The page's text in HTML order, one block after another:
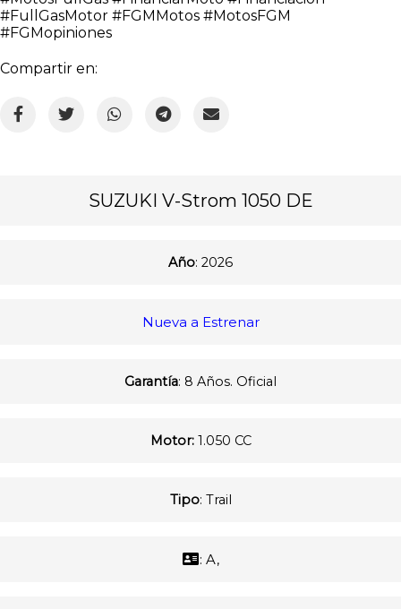
#FullGasMotor #FGMMotos #MotosFGM
#FGMopiniones
Compartir en:
SUZUKI V-Strom 1050 DE
Año: 2026
Nueva a Estrenar
Garantía: 8 Años. Oficial
Motor:1.050 CC
Tipo: Trail
: A,